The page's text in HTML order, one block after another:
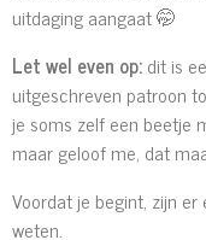
uitdaging aangaat 🤭
Let wel even op:dit is
uitgeschreven patroon
je soms zelf een beetje
maar geloof me, dat
Voordat je begint, zijn
weten.